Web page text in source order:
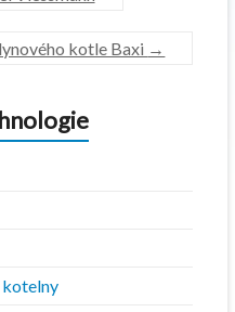
kotle Baxi →
kotelny